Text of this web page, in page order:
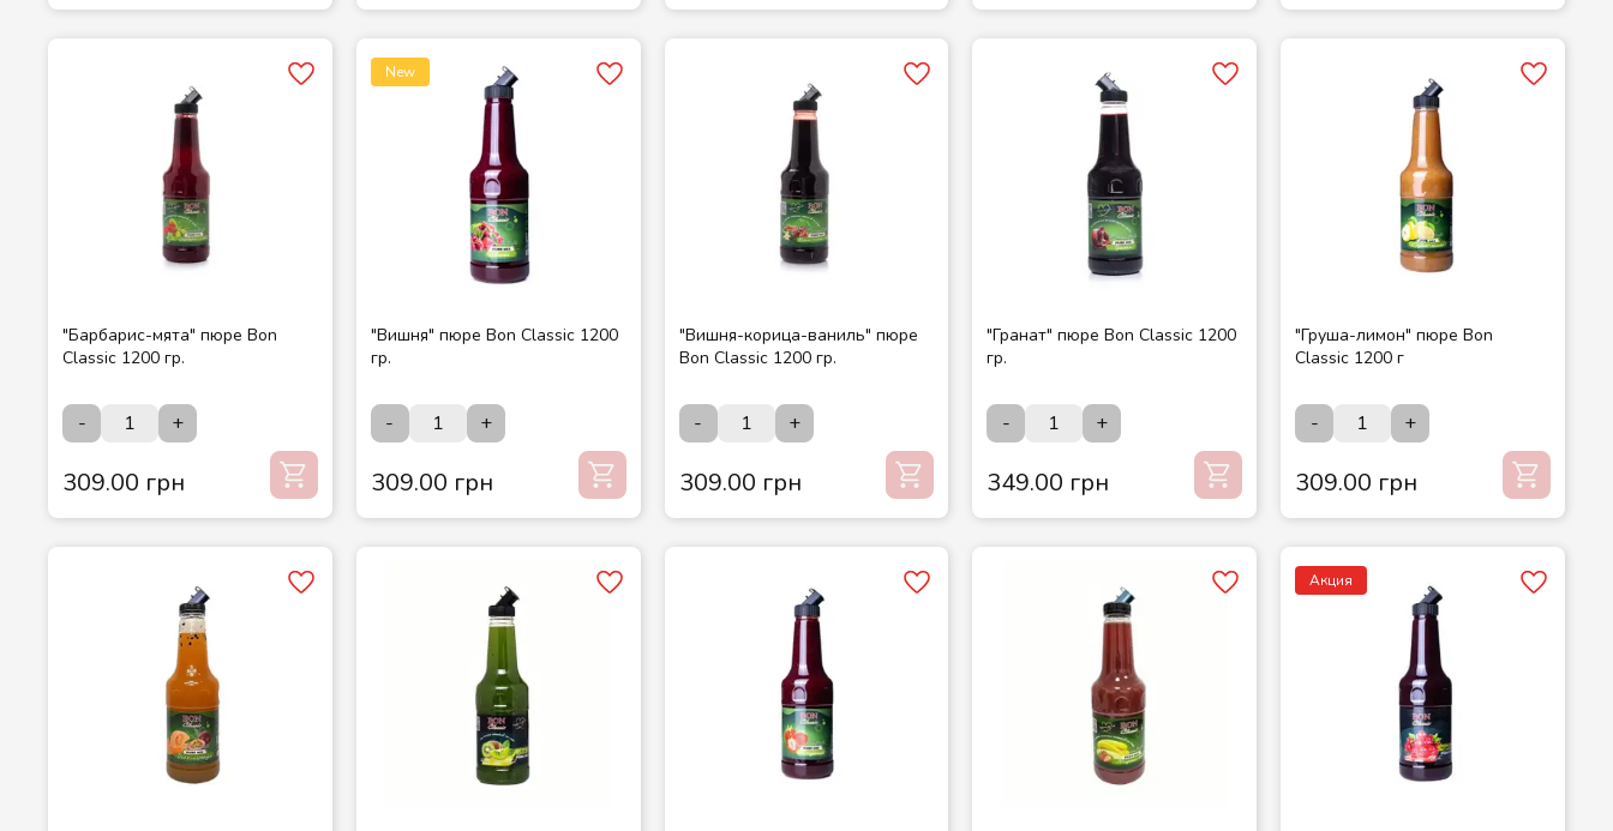
"Барбарис-мята" пюре Bon
Classic 1200 гр.
- +
309.00 грн
New
"Вишня" пюре Bon Classic 1200
гр.
- +
309.00 грн
"Вишня-корица-ваниль" пюре
Bon Classic 1200 гр.
- +
309.00 грн
"Гранат" пюре Bon Classic 1200
гр.
- +
349.00 грн
"Груша-лимон" пюре Bon
Classic 1200 г
- +
309.00 грн
Акция